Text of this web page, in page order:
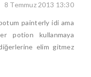
8 Temmuz 2013 13:30
painterly idi ama
potion kullanmaya
elim gitmez